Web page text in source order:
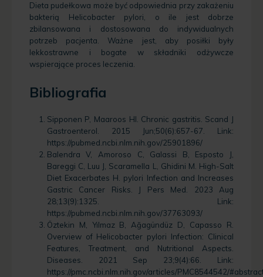
Dieta pudełkowa może być odpowiednia przy zakażeniu
bakterią Helicobacter pylori, o ile jest dobrze
zbilansowana i dostosowana do indywidualnych
potrzeb pacjenta. Ważne jest, aby posiłki były
lekkostrawne i bogate w składniki odżywcze
wspierające proces leczenia.
Bibliografia
Sipponen P, Maaroos HI. Chronic gastritis. Scand J
Gastroenterol. 2015 Jun;50(6):657-67. Link:
https://pubmed.ncbi.nlm.nih.gov/25901896/
Balendra V, Amoroso C, Galassi B, Esposto J,
Bareggi C, Luu J, Scaramella L, Ghidini M. High-Salt
Diet Exacerbates H. pylori Infection and Increases
Gastric Cancer Risks. J Pers Med. 2023 Aug
28;13(9):1325. Link:
https://pubmed.ncbi.nlm.nih.gov/37763093/
Öztekin M, Yılmaz B, Ağagündüz D, Capasso R.
Overview of Helicobacter pylori Infection: Clinical
Features, Treatment, and Nutritional Aspects.
Diseases. 2021 Sep 23;9(4):66. Link:
https://pmc.ncbi.nlm.nih.gov/articles/PMC8544542/